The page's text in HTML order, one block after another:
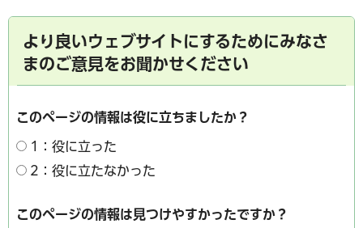
より良いウェブサイトにするためにみなさ
まのご意見をお聞かせください
このページの情報は役に立ちましたか？
1：役に立った
2：役に立たなかった
このページの情報は見つけやすかったですか？